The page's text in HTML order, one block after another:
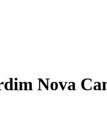
Nova